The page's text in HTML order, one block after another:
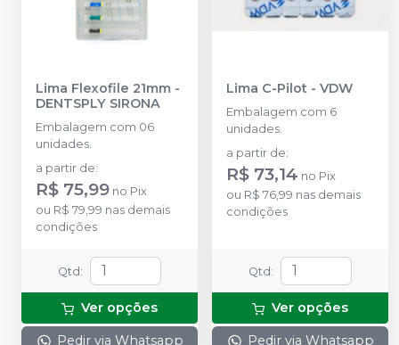
Lima Flexofile 21mm -
DENTSPLY SIRONA
Embalagem com 06
unidades.
a partir de:
R$ 75,99 no Pix
ou R$ 79,99 nas demais
condições
Qtd :
Ver opções
Pedir via Whatsapp
Lima C-Pilot - VDW
Embalagem com 6
unidades.
a partir de:
R$ 73,14 no Pix
ou R$ 76,99 nas demais
condições
Qtd :
Ver opções
Pedir via Whatsapp